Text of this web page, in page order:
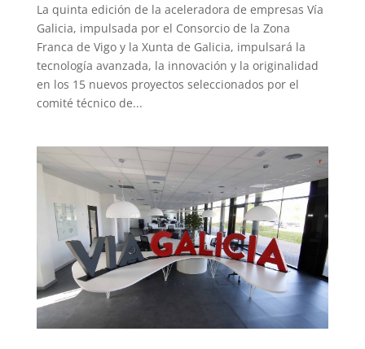
La quinta edición de la aceleradora de empresas Vía
Galicia, impulsada por el Consorcio de la Zona
Franca de Vigo y la Xunta de Galicia, impulsará la
tecnología avanzada, la innovación y la originalidad
en los 15 nuevos proyectos seleccionados por el
comité técnico de...